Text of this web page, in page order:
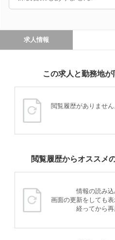
求人情報
この求人と勤務地
閲覧履歴がありませ
閲覧履歴からオススメ
情報の読み込
画面の更新をしても
経ってから再